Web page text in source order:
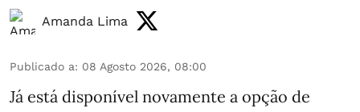
Amanda Lima
Publicado a: 08 Agosto 2026, 08:00
Já está disponível novamente a opção de